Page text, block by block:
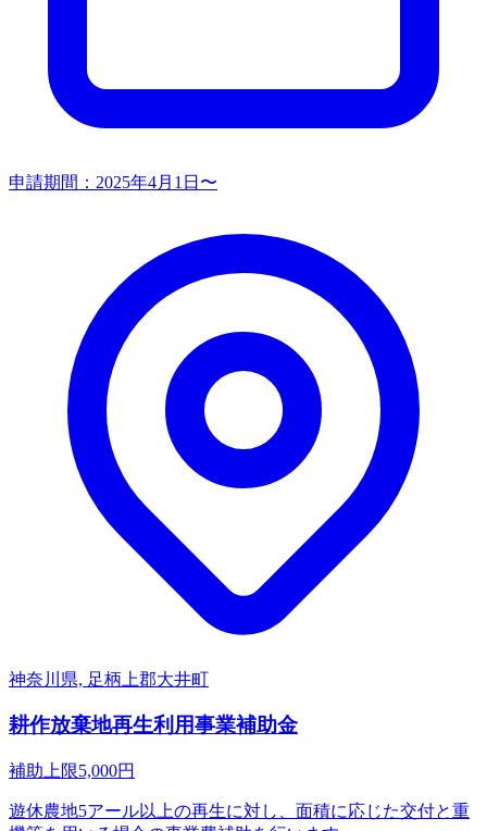
申請期間： 2025年4月1日〜
神奈川県, 足柄上郡大井町
耕作放棄地再生利用事業補助金
補助上限5,000円
遊休農地5アール以上の再生に対し、面積に応じた交付と重